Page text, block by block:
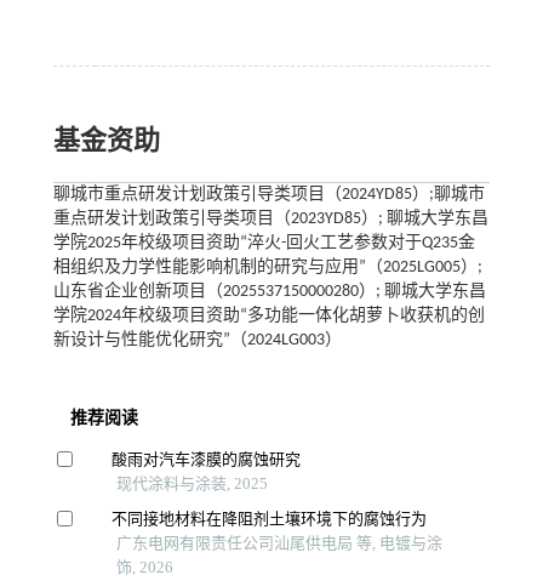
基金资助
聊城市重点研发计划政策引导类项目（2024YD85）;聊城市
重点研发计划政策引导类项目（2023YD85）; 聊城大学东昌
学院2025年校级项目资助“淬火-回火工艺参数对于Q235金
相组织及力学性能影响机制的研究与应用”（2025LG005）;
山东省企业创新项目（2025537150000280）; 聊城大学东昌
学院2024年校级项目资助“多功能一体化胡萝卜收获机的创
新设计与性能优化研究”（2024LG003）